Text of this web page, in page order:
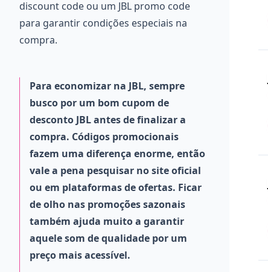
discount code ou um JBL promo code
para garantir condições especiais na
compra.
Para economizar na JBL, sempre
busco por um bom cupom de
desconto JBL antes de finalizar a
compra. Códigos promocionais
fazem uma diferença enorme, então
vale a pena pesquisar no site oficial
ou em plataformas de ofertas. Ficar
de olho nas promoções sazonais
também ajuda muito a garantir
aquele som de qualidade por um
preço mais acessível.